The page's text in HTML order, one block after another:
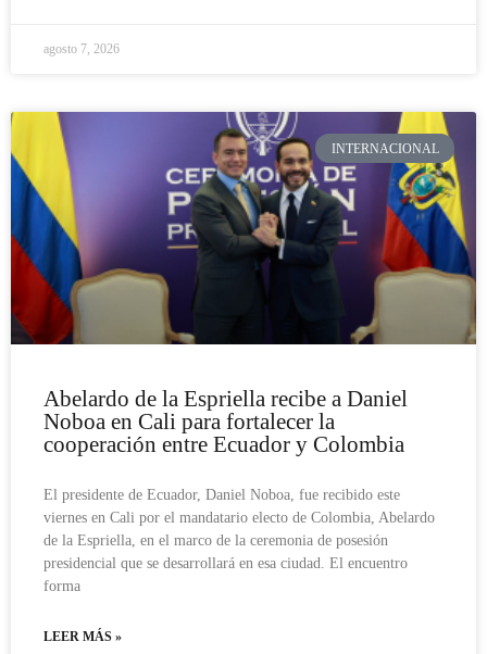
agosto 7, 2026
INTERNACIONAL
Abelardo de la Espriella recibe a Daniel
Noboa en Cali para fortalecer la
cooperación entre Ecuador y Colombia
El presidente de Ecuador, Daniel Noboa, fue recibido este
viernes en Cali por el mandatario electo de Colombia, Abelardo
de la Espriella, en el marco de la ceremonia de posesión
presidencial que se desarrollará en esa ciudad. El encuentro
forma
LEER MÁS »